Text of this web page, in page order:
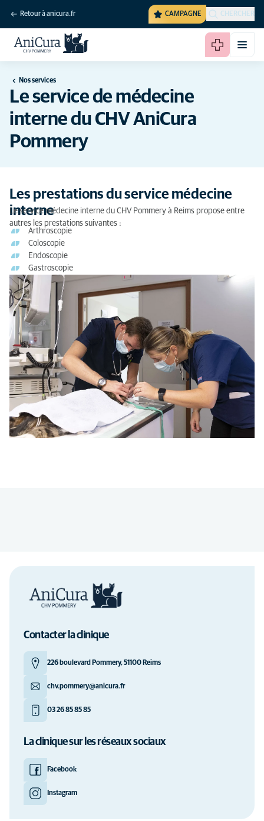
Retour à anicura.fr CAMPAGNE CHERCHER
Nos services
Le service de médecine
interne du CHV AniCura
Pommery
Les prestations du service médecine
interne
Le service médecine interne du CHV Pommery à Reims propose entre
autres les prestations suivantes :
Arthroscopie
Coloscopie
Endoscopie
Gastroscopie
Contacter la clinique
226 boulevard Pommery, 51100 Reims
chv.pommery@anicura.fr
03 26 85 85 85
La clinique sur les réseaux sociaux
Facebook
Instagram